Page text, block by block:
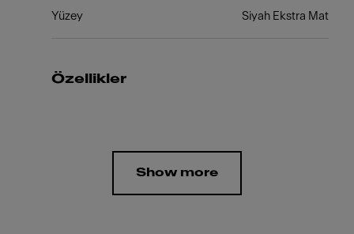
Yüzey Siyah Ekstra Mat
Özellikler
Show more